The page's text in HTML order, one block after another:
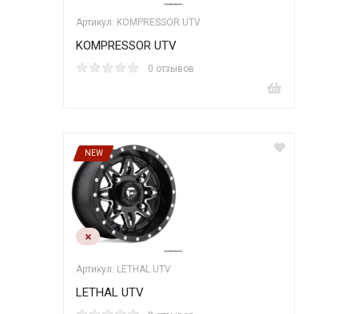
Артикул: KOMPRESSOR UTV
KOMPRESSOR UTV
0 отзывов
NEW
Артикул: LETHAL UTV
LETHAL UTV